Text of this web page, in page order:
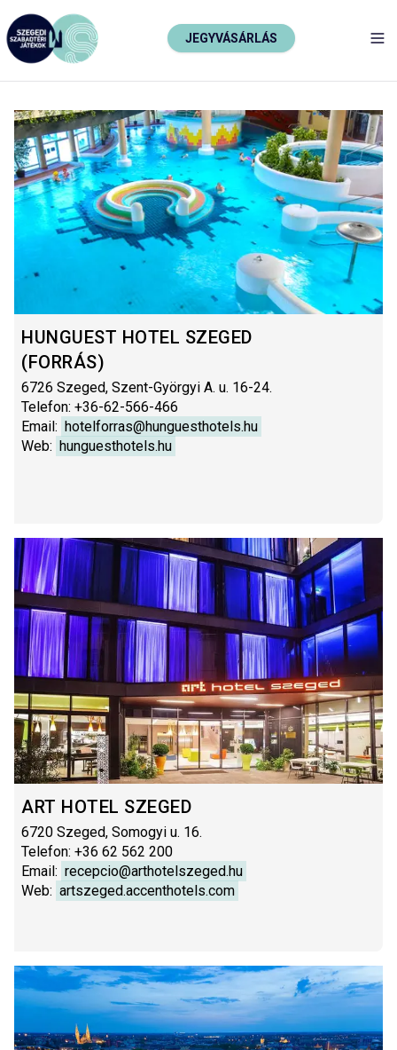
JEGYVÁSÁRLÁS
HUNGUEST HOTEL SZEGED
(FORRÁS)
6726 Szeged, Szent-Györgyi A. u. 16-24.
Telefon: +36-62-566-466
Email: hotelforras@hunguesthotels.hu
Web: hunguesthotels.hu
ART HOTEL SZEGED
6720 Szeged, Somogyi u. 16.
Telefon: +36 62 562 200
Email: recepcio@arthotelszeged.hu
Web: artszeged.accenthotels.com